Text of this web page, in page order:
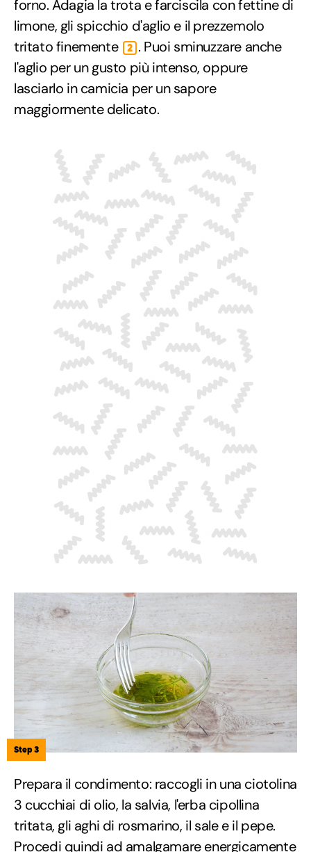
forno. Adagia la trota e farciscila con fettine di
limone, gli spicchio d'aglio e il prezzemolo
tritato finemente
2 . Puoi sminuzzare anche
l'aglio per un gusto più intenso, oppure
lasciarlo in camicia per un sapore
maggiormente delicato.
Step 3
Prepara il condimento: raccogli in una ciotolina
3 cucchiai di olio, la salvia, l'erba cipollina
tritata, gli aghi di rosmarino, il sale e il pepe.
Procedi quindi ad amalgamare energicamente